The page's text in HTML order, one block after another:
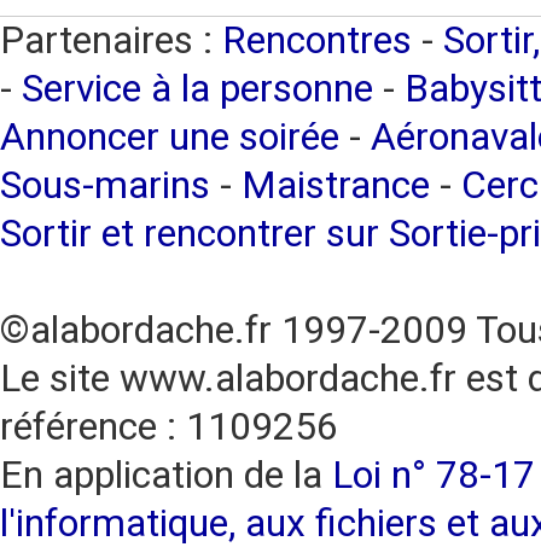
Partenaires : Rencontres -
- Service à la personne -
Annoncer une soirée -
Sous-marins - Maistrance -
Sortir et rencontrer sur Sortie-
©alabordache.fr 1997-2009
Le site www.alabordache.fr est
référence : 1109256
En application de la Loi n° 78-
l'informatique, aux fichiers et